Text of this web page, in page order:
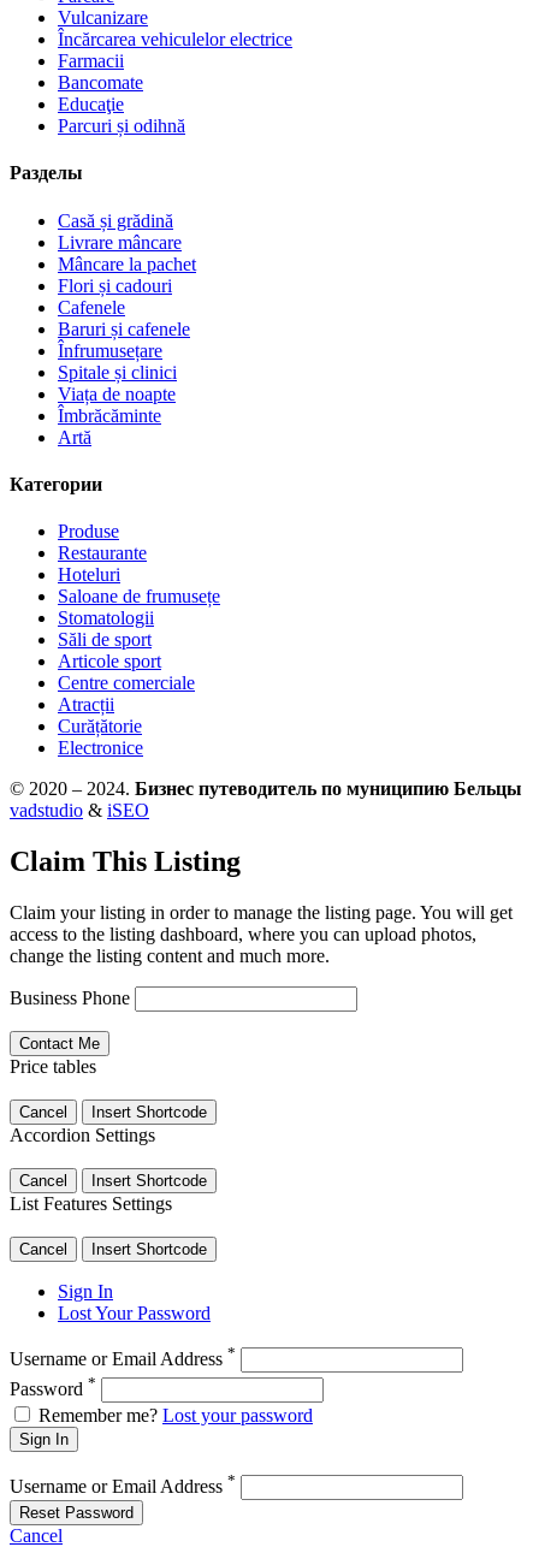
Vulcanizare
Încărcarea vehiculelor electrice
Farmacii
Bancomate
Educaţie
Parcuri și odihnă
Разделы
Casă și grădină
Livrare mâncare
Mâncare la pachet
Flori și cadouri
Cafenele
Baruri și cafenele
Înfrumusețare
Spitale și clinici
Viața de noapte
Îmbrăcăminte
Artă
Категории
Produse
Restaurante
Hoteluri
Saloane de frumusețe
Stomatologii
Săli de sport
Articole sport
Centre comerciale
Atracții
Curățătorie
Electronice
© 2020 – 2024. Бизнес путеводитель по муниципию Бельцы
vadstudio & iSEO
Claim This Listing
Claim your listing in order to manage the listing page. You will get
access to the listing dashboard, where you can upload photos,
change the listing content and much more.
Business Phone
Price tables
Cancel Insert Shortcode
Accordion Settings
Cancel Insert Shortcode
List Features Settings
Cancel Insert Shortcode
Sign In
Lost Your Password
Username or Email Address *
Password *
Remember me? Lost your password
Sign In
Username or Email Address *
Reset Password
Cancel